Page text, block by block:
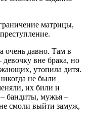
матрицы,
очень давно. Там в
вне брака, но
утопила дитя.
не были
их били и
бандиты, мужья –
смоли выйти замуж,